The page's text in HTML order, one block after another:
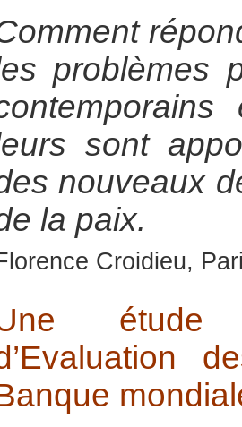
problèmes
sont
nouveaux
la paix.
Croidieu,
étude